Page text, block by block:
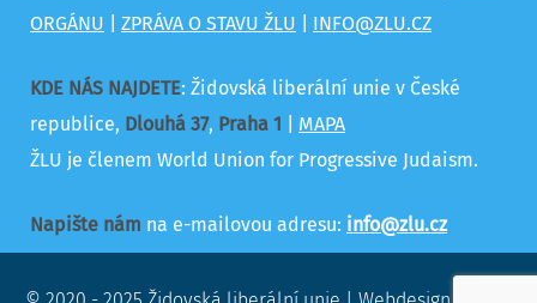
ORGÁNU
ZPRÁVA O STAVU ŽLU INFO@ZLU.CZ
KDE NÁS NAJDETE: Židovská liberální unie v České
republice, Dlouhá 37, Praha 1
MAPA
ŽLU je členem World Union for Progressive Judaism.
Napište nám na e-mailovou adresu: info@zlu.cz